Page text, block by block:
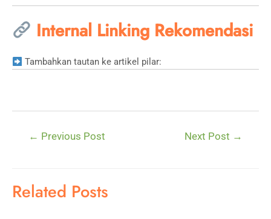
Internal Linking Rekomendasi
Tambahkan tautan ke artikel pilar:
← Previous Post Next Post →
Related Posts